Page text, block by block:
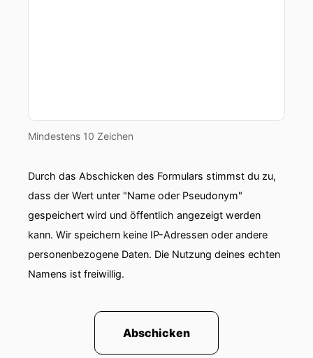
Mindestens 10 Zeichen
Durch das Abschicken des Formulars stimmst du zu,
dass der Wert unter "Name oder Pseudonym"
gespeichert wird und öffentlich angezeigt werden
kann. Wir speichern keine IP-Adressen oder andere
personenbezogene Daten. Die Nutzung deines echten
Namens ist freiwillig.
Abschicken